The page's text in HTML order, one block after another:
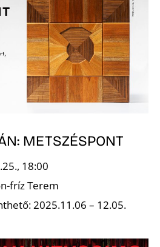
METSZÉSPONT
18:00
fríz Terem
2025.11.06 – 12.05.